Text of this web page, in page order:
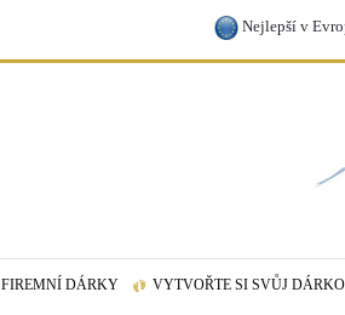
Nejlepší v
FIREMNÍ DÁRKY VYTVOŘTE SI SVŮJ